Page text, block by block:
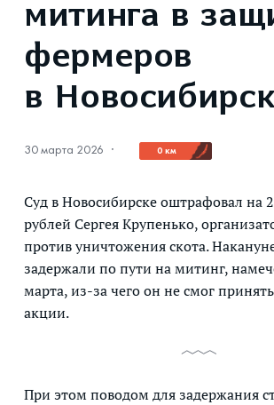
митинга в
фермеров
в
30 марта 2026 · 0 км
Суд в Новосибирске оштрафовал на
рублей Сергея Крупенько,
против уничтожения скота.
задержали по пути на митинг,
марта, из-за чего он не смог
акции.
При этом поводом для задержания